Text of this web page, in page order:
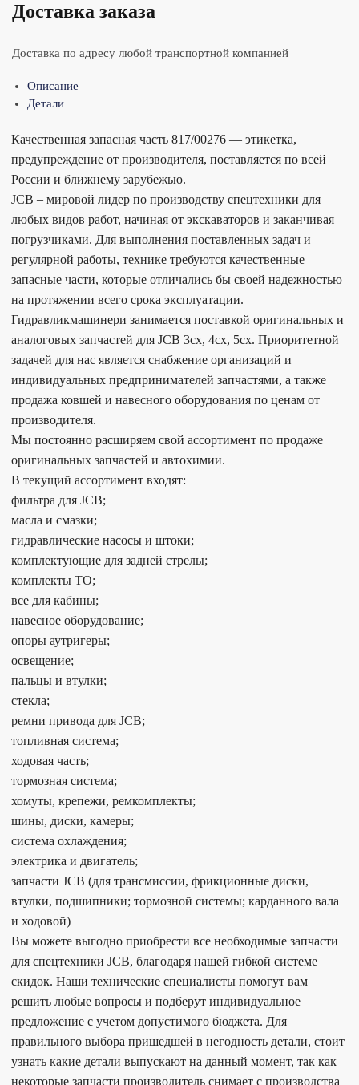
Доставка заказа
Доставка по адресу любой транспортной компанией
Описание
Детали
Качественная запасная часть 817/00276 — этикетка,
предупреждение от производителя, поставляется по всей
России и ближнему зарубежью.
JCB – мировой лидер по производству спецтехники для
любых видов работ, начиная от экскаваторов и заканчивая
погрузчиками. Для выполнения поставленных задач и
регулярной работы, технике требуются качественные
запасные части, которые отличались бы своей надежностью
на протяжении всего срока эксплуатации.
Гидравликмашинери занимается поставкой оригинальных и
аналоговых запчастей для JCB 3cx, 4cx, 5cx. Приоритетной
задачей для нас является снабжение организаций и
индивидуальных предпринимателей запчастями, а также
продажа ковшей и навесного оборудования по ценам от
производителя.
Мы постоянно расширяем свой ассортимент по продаже
оригинальных запчастей и автохимии.
В текущий ассортимент входят:
фильтра для JCB;
масла и смазки;
гидравлические насосы и штоки;
комплектующие для задней стрелы;
комплекты ТО;
все для кабины;
навесное оборудование;
опоры аутригеры;
освещение;
пальцы и втулки;
стекла;
ремни привода для JCB;
топливная система;
ходовая часть;
тормозная система;
хомуты, крепежи, ремкомплекты;
шины, диски, камеры;
система охлаждения;
электрика и двигатель;
запчасти JCB (для трансмиссии, фрикционные диски,
втулки, подшипники; тормозной системы; карданного вала
и ходовой)
Вы можете выгодно приобрести все необходимые запчасти
для спецтехники JCB, благодаря нашей гибкой системе
скидок. Наши технические специалисты помогут вам
решить любые вопросы и подберут индивидуальное
предложение с учетом допустимого бюджета. Для
правильного выбора пришедшей в негодность детали, стоит
узнать какие детали выпускают на данный момент, так как
некоторые запчасти производитель снимает с производства